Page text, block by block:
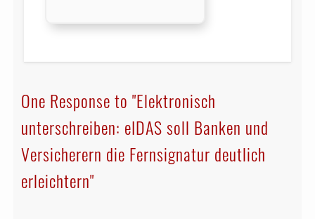
One Response to "Elektronisch
unterschreiben: eIDAS soll Banken und
Versicherern die Fernsignatur deutlich
erleichtern"